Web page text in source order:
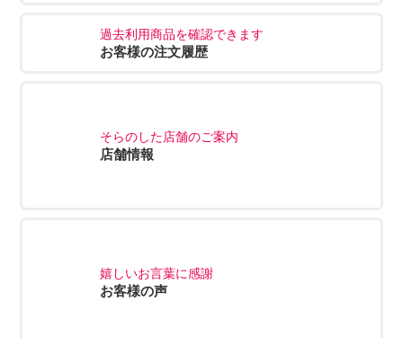
過去利用商品を確認できます
お客様の注文履歴
そらのした店舗のご案内
店舗情報
嬉しいお言葉に感謝
お客様の声